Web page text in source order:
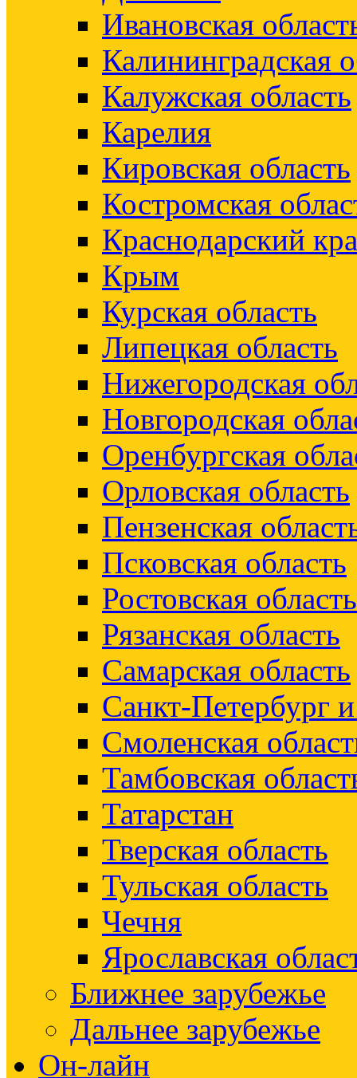
Ивановская
Калининградская
Калужская область
Карелия
Кировская область
Костромская
Краснодарский
Крым
Курская область
Липецкая область
Нижегородская
Новгородская
Оренбургская
Орловская область
Пензенская
Псковская область
Ростовская область
Рязанская область
Самарская область
Санкт-Петербург
Смоленская
Тамбовская
Татарстан
Тверская область
Тульская область
Чечня
Ярославская
Ближнее зарубежье
Дальнее зарубежье
Он-лайн